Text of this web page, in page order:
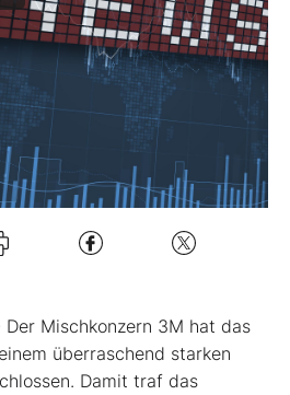
Mischkonzern 3M hat das
überraschend starken
Damit traf das